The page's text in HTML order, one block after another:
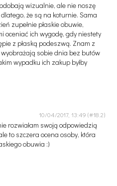
wizualnie, ale nie noszę
że są na koturnie. Sama
zupełnie płaskie obuwie,
oceniać ich wygodę, gdy niestety
z płaską podeszwą. Znam z
wyobrażają sobie dnia bez butów
wypadku ich zakup byłby
10/04/2017, 13:49
rozwiałam swoją odpowiedzią
to szczera ocena osoby, która
obuwia :)